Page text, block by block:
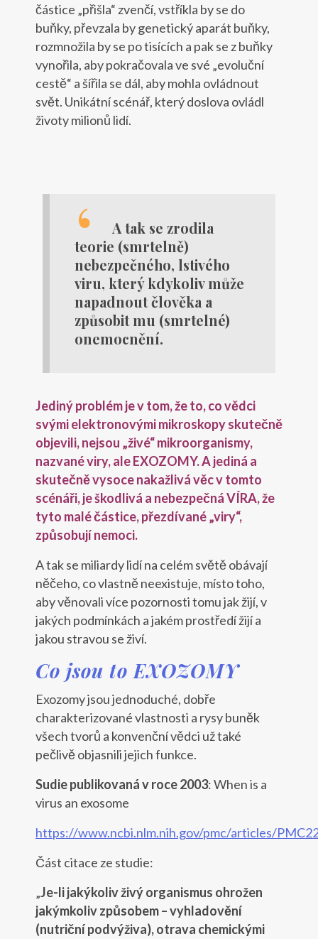
částice „přišla“ zvenčí, vstříkla by se do
buňky, převzala by genetický aparát buňky,
rozmnožila by se po tisících a pak se z buňky
vynořila, aby pokračovala ve své „evoluční
cestě“ a šířila se dál, aby mohla ovládnout
svět. Unikátní scénář, který doslova ovládl
životy milionů lidí.
A tak se zrodila
teorie (smrtelně)
nebezpečného, lstivého
viru, který kdykoliv může
napadnout člověka a
způsobit mu (smrtelné)
onemocnění.
Jediný problém je v tom, že to, co vědci
svými elektronovými mikroskopy skutečně
objevili, nejsou „živé“ mikroorganismy,
nazvané viry, ale EXOZOMY.A jediná a
skutečně vysoce nakažlivá věc v tomto
scénáři, je škodlivá a nebezpečná VÍRA, že
tyto malé částice, přezdívané „viry“,
způsobují nemoci.
A tak se miliardy lidí na celém světě obávají
něčeho, co vlastně neexistuje, místo toho,
aby věnovali více pozornosti tomu jak žijí, v
jakých podmínkách a jakém prostředí žijí a
jakou stravou se živí.
Co jsou to EXOZOMY
Exozomy jsou jednoduché, dobře
charakterizované vlastnosti a rysy buněk
všech tvorů a konvenční vědci už také
pečlivě objasnili jejich funkce.
Sudie publikovaná v roce 2003: When is a
virus an exosome
https://www.ncbi.nlm.nih.gov/pmc/articles/
Část citace ze studie:
„Je-li jakýkoliv živý organismus ohrožen
jakýmkoliv způsobem – vyhladovění
(nutriční podvýživa), otrava chemickými